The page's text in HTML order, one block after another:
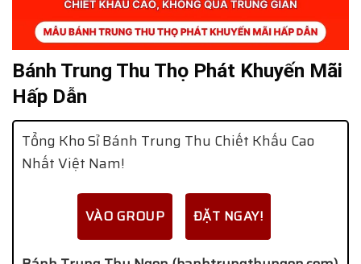
Bánh Trung Thu Thọ Phát Khuyến Mãi
Hấp Dẫn
Tổng Kho Sỉ Bánh Trung Thu Chiết Khấu Cao
Nhất Việt Nam!
VÀO GROUP ĐẶT NGAY!